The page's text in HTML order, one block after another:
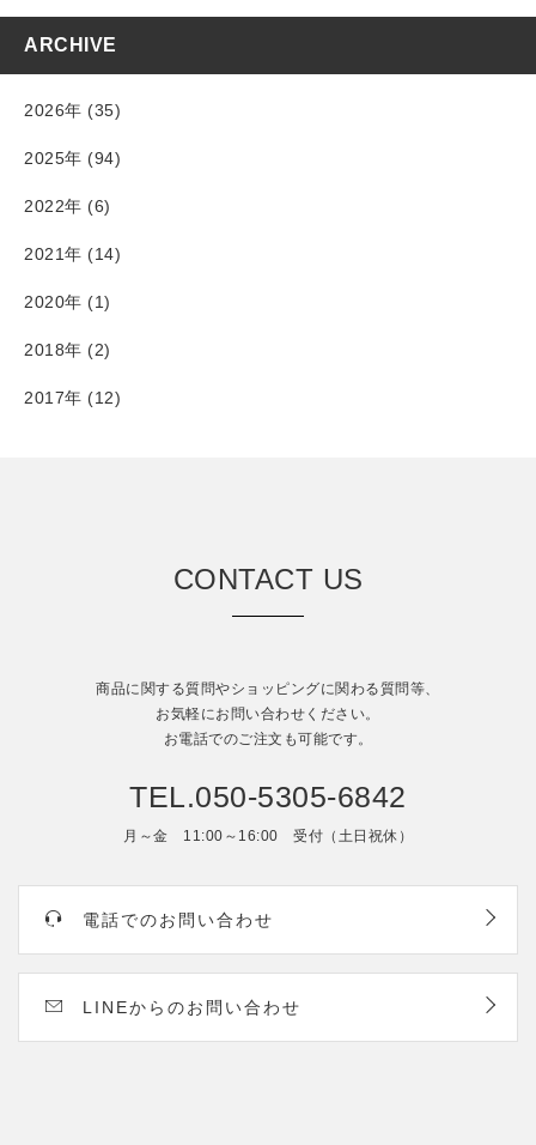
ARCHIVE
2026年 (35)
2025年 (94)
2022年 (6)
2021年 (14)
2020年 (1)
2018年 (2)
2017年 (12)
CONTACT US
商品に関する質問やショッピングに関わる質問等、
お気軽にお問い合わせください。
お電話でのご注文も可能です。
TEL.050-5305-6842
月～金 11:00～16:00 受付（土日祝休）
電話でのお問い合わせ
LINEからのお問い合わせ